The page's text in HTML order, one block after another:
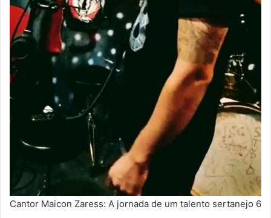
Cantor Maicon Zaress: A jornada de um talento sertanejo 6